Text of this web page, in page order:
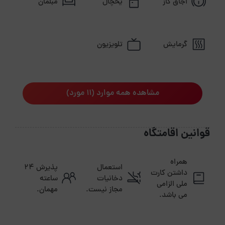
گرمایش تلویزیون
مشاهده همه موارد (11 مورد)
قوانین اقامتگاه
همراه
داشتن کارت
ملی الزامی
می باشد.
استعمال
دخانیات
مجاز نیست.
پذیرش ۲۴
ساعته
مهمان.